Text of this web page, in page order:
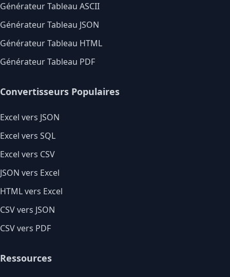
Générateur Tableau ASCII
Générateur Tableau JSON
Générateur Tableau HTML
Générateur Tableau PDF
Convertisseurs Populaires
Excel vers JSON
Excel vers SQL
Excel vers CSV
JSON vers Excel
HTML vers Excel
CSV vers JSON
CSV vers PDF
Ressources